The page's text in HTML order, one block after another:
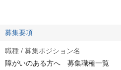
募集要項
職種 / 募集ポジション名
障がいのある方へ 募集職種一覧